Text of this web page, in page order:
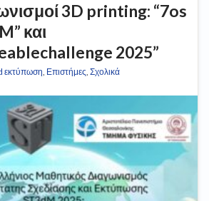
3D printing: “7os
και
2025”
εκτύπωση, Επιστήμες, Σχολικά